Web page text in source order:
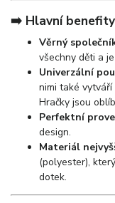
➡️ Hlavní
Věrný
všechny děti a
Univerzální
nimi také
Hračky jsou
Perfektní
design.
Materiál
(polyester),
dotek.